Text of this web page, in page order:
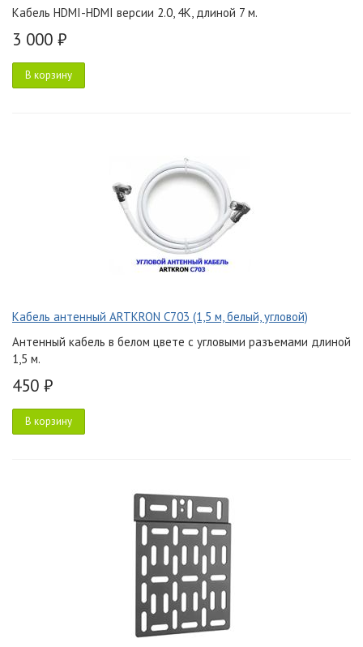
Кабель HDMI-HDMI версии 2.0, 4K, длиной 7 м.
3 000 ₽
В корзину
Кабель антенный ARTKRON C703 (1,5 м, белый, угловой)
Антенный кабель в белом цвете с угловыми разъемами длиной
1,5 м.
450 ₽
В корзину